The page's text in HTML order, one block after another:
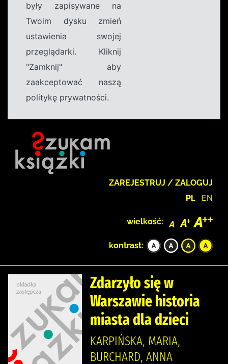
były zapisywane na
Twoim dysku zmień
ustawienia swojej
przeglądarki. Kliknij
"Zamknij" aby
zaakceptować naszą
politykę prywatności.
ZAREJESTRUJ / ZALOGUJ
PL EN
wielkość:
kontrast:
Zdarzyło się w
Warszawie historia
miasta dla dzieci
KARPIŃSKA, MARIA,
BURCHARD, ANNA